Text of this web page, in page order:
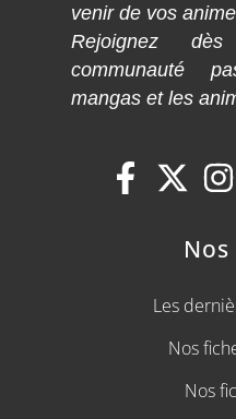
venir de vos
Rejoignez
communauté
mangas et les
Les
Nos
Nos